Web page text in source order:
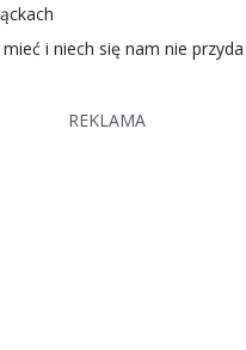
i niech się nam nie
REKLAMA